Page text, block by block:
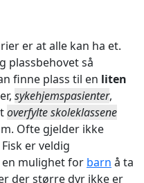
er at alle kan ha et.
plassbehovet så
finne plass til en liten
sykehjemspasienter,
overfylte skoleklassene
Ofte gjelder ikke
er veldig
en mulighet for barn å ta
der større dyr ikke er